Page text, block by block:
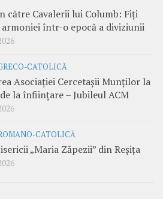
către Cavalerii lui Columb: Fiți
într-o epocă a diviziunii
CATOLICĂ
Asociației Cercetașii Munților la
la înființare – Jubileul ACM
CATOLICĂ
„Maria Zăpezii” din Reșița